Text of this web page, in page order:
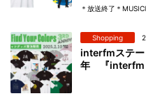
＊放送終了＊
Shopping
interfmステ
年 『interfm